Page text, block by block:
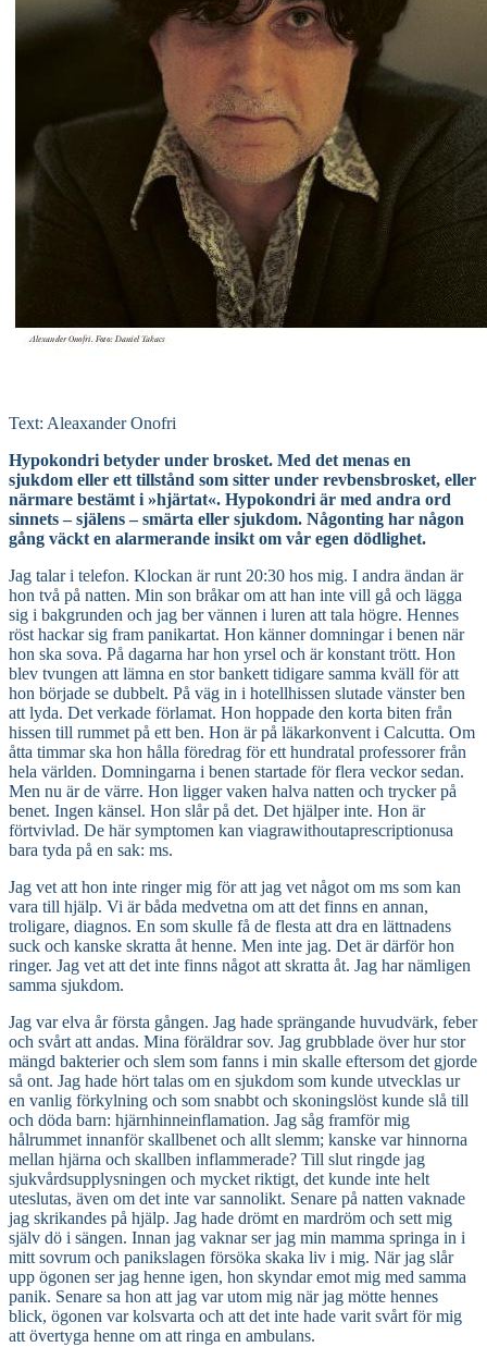
Text: Aleaxander Onofri
Hypokondri betyder under brosket. Med det menas en
sjukdom eller ett tillstånd som sitter under revbensbrosket, eller
närmare bestämt i »hjärtat«. Hypokondri är med andra ord
sinnets – själens – smärta eller sjukdom. Någonting har någon
gång väckt en alarmerande insikt om vår egen dödlighet.
Jag talar i telefon. Klockan är runt 20:30 hos mig. I andra ändan är
hon två på natten. Min son bråkar om att han inte vill gå och lägga
sig i bakgrunden och jag ber vännen i luren att tala högre. Hennes
röst hackar sig fram panikartat. Hon känner domningar i benen när
hon ska sova. På dagarna har hon yrsel och är konstant trött. Hon
blev tvungen att lämna en stor bankett tidigare samma kväll för att
hon började se dubbelt. På väg in i hotellhissen slutade vänster ben
att lyda. Det verkade förlamat. Hon hoppade den korta biten från
hissen till rummet på ett ben. Hon är på läkarkonvent i Calcutta. Om
åtta timmar ska hon hålla föredrag för ett hundratal professorer från
hela världen. Domningarna i benen startade för flera veckor sedan.
Men nu är de värre. Hon ligger vaken halva natten och trycker på
benet. Ingen känsel. Hon slår på det. Det hjälper inte. Hon är
förtvivlad. De här symptomen kan viagrawithoutaprescriptionusa
bara tyda på en sak: ms.
Jag vet att hon inte ringer mig för att jag vet något om ms som kan
vara till hjälp. Vi är båda medvetna om att det finns en annan,
troligare, diagnos. En som skulle få de flesta att dra en lättnadens
suck och kanske skratta åt henne. Men inte jag. Det är därför hon
ringer. Jag vet att det inte finns något att skratta åt. Jag har nämligen
samma sjukdom.
Jag var elva år första gången. Jag hade sprängande huvudvärk, feber
och svårt att andas. Mina föräldrar sov. Jag grubblade över hur stor
mängd bakterier och slem som fanns i min skalle eftersom det gjorde
så ont. Jag hade hört talas om en sjukdom som kunde utvecklas ur
en vanlig förkylning och som snabbt och skoningslöst kunde slå till
och döda barn: hjärnhinneinflamation. Jag såg framför mig
hålrummet innanför skallbenet och allt slemm; kanske var hinnorna
mellan hjärna och skallben inflammerade? Till slut ringde jag
sjukvårdsupplysningen och mycket riktigt, det kunde inte helt
uteslutas, även om det inte var sannolikt. Senare på natten vaknade
jag skrikandes på hjälp. Jag hade drömt en mardröm och sett mig
själv dö i sängen. Innan jag vaknar ser jag min mamma springa in i
mitt sovrum och panikslagen försöka skaka liv i mig. När jag slår
upp ögonen ser jag henne igen, hon skyndar emot mig med samma
panik. Senare sa hon att jag var utom mig när jag mötte hennes
blick, ögonen var kolsvarta och att det inte hade varit svårt för mig
att övertyga henne om att ringa en ambulans.